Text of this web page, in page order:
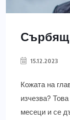
Сърбящ
15.12.2023
Кожата на
изчезва?
месеци и се